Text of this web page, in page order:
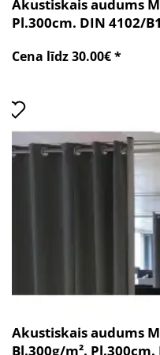
Akustiskais audums
Pl.300cm. DIN 4102/
Cena līdz 30.00€ *
Akustiskais audums
Bl.300g/m².